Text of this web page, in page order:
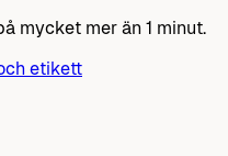
mycket mer än 1 minut.
etikett